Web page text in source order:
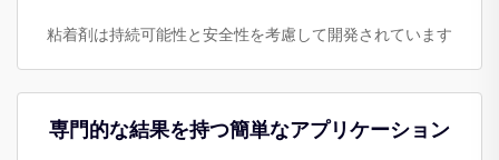
粘着剤は持続可能性と安全性を考慮して開発されています
専門的な結果を持つ簡単なアプリケーション